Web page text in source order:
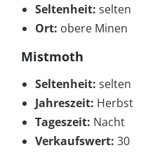
Seltenheit: selten
Ort: obere Minen
Mistmoth
Seltenheit: selten
Jahreszeit: Herbst
Tageszeit: Nacht
Verkaufswert: 30